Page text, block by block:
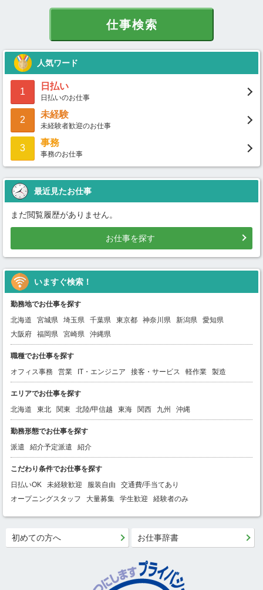
仕事検索
人気ワード
1
日払い
日払いのお仕事
2
未経験
未経験者歓迎のお仕事
3
事務
事務のお仕事
最近見たお仕事
まだ閲覧履歴がありません。
お仕事を探す
いますぐ検索！
勤務地でお仕事を探す
北海道
宮城県 埼玉県 千葉県 東京都 神奈川県 新潟県
愛知県
大阪府
福岡県 宮崎県 沖縄県
職種でお仕事を探す
オフィス事務
営業 IT・エンジニア 接客・サービス 軽作業 製造
エリアでお仕事を探す
北海道
東北 関東 北陸/甲信越 東海 関西 九州 沖縄
勤務形態でお仕事を探す
派遣
紹介予定派遣 紹介
こだわり条件でお仕事を探す
日払いOK
未経験歓迎 服装自由
交通費/手当てあり
オープニングスタッフ
大量募集 学生歓迎 経験者のみ
初めての方へ お仕事辞書